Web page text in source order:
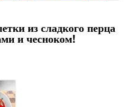
из сладкого перца
и чесноком!